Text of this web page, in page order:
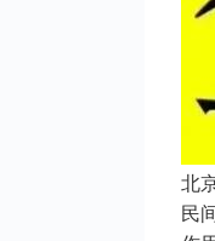
北
民